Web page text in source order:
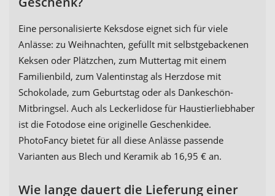
Eine personalisierte Keksdose eignet sich für viele
Anlässe: zu Weihnachten, gefüllt mit selbstgebackenen
Keksen oder Plätzchen, zum Muttertag mit einem
Familienbild, zum Valentinstag als Herzdose mit
Schokolade, zum Geburtstag oder als Dankeschön-
Mitbringsel. Auch als Leckerlidose für Haustierliebhaber
ist die Fotodose eine originelle Geschenkidee.
PhotoFancy bietet für all diese Anlässe passende
Varianten aus Blech und Keramik ab 16,95 € an.
Wie lange dauert die Lieferung einer